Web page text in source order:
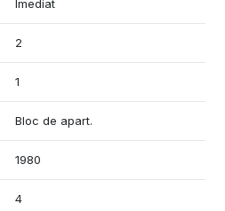
pentru detalii și programare.
Imediat
2
1
Bloc de apart.
1980
4